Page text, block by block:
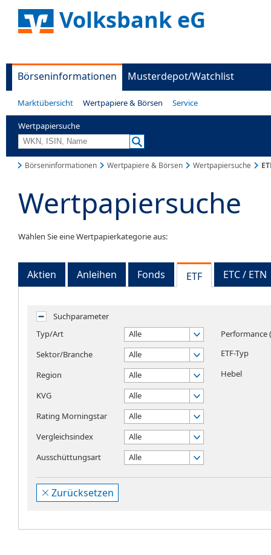
Volksbank eG
Börseninformationen Musterdepot/Watchlist
Marktübersicht Wertpapiere & Börsen Service
Wertpapiersuche
Börseninformationen Wertpapiere & Börsen Wertpapiersuche
Wertpapiersuche
Wählen Sie eine Wertpapierkategorie aus:
Aktien Anleihen Fonds ETF ETC / ETN
Suchparameter
Typ/Art
Alle
Sektor/Branche
Alle
Region
Alle
KVG
Alle
Rating Morningstar
Alle
Vergleichsindex
Alle
Ausschüttungsart
Alle
Performance
ETF-Typ
Hebel
Zurücksetzen